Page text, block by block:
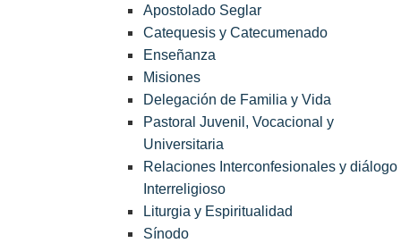
Apostolado Seglar
Catequesis y Catecumenado
Enseñanza
Misiones
Delegación de Familia y Vida
Pastoral Juvenil, Vocacional y
Universitaria
Relaciones Interconfesionales y diálogo
Interreligioso
Liturgia y Espiritualidad
Sínodo